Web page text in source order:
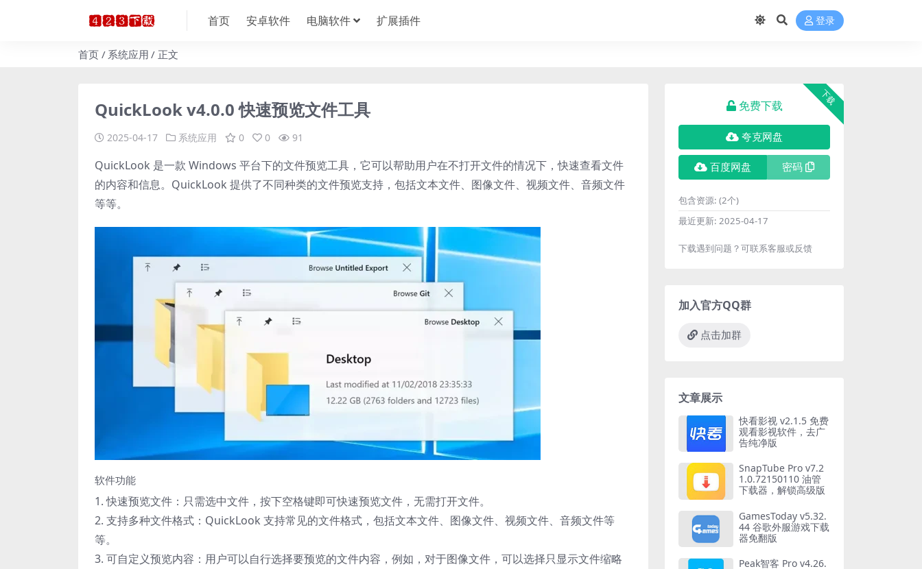
首页 安卓软件 电脑软件 扩展插件 登录
首页 系统应用 正文
QuickLook v4.0.0 快速预览文件工具
2025-04-17 系统应用 0 0 91
QuickLook 是一款 Windows 平台下的文件预览工具，它可以帮助用户在不打开文件的情况下，快速查看文件
的内容和信息。QuickLook 提供了不同种类的文件预览支持，包括文本文件、图像文件、视频文件、音频文件
等等。
软件功能
1. 快速预览文件：只需选中文件，按下空格键即可快速预览文件，无需打开文件。
2. 支持多种文件格式：QuickLook 支持常见的文件格式，包括文本文件、图像文件、视频文件、音频文件等
等。
3. 可自定义预览内容：用户可以自行选择要预览的文件内容，例如，对于图像文件，可以选择只显示文件缩略
下载
免费下载
夸克网盘
百度网盘 密码
包含资源: (2个)
最近更新: 2025-04-17
下载遇到问题？可联系客服或反馈
加入官方QQ群
点击加群
文章展示
快看影视 v2.1.5 免费
观看影视软件，去广
告纯净版
SnapTube Pro v7.2
1.0.72150110 油管
下载器，解锁高级版
GamesToday v5.32.
44 谷歌外服游戏下载
器免翻版
Peak智客 Pro v4.26.